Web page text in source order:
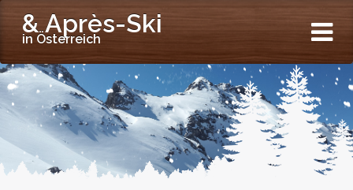
& Après-Ski
in Österreich